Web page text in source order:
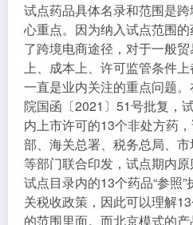
试点药品具体名录和范围是
心重点。因为纳入试点范围
了跨境电商途径，对于一般
上、成本上、许可监管条件
一直是业内关注的重点问题
院国函〔2021〕51号批复，
内上市许可的13个非处方药
部、海关总署、税务总局、
等部门联合印发，试点期内原
试点目录内的13个药品“参照
关税收政策，因此可以理解
的范围里面。而北京模式的